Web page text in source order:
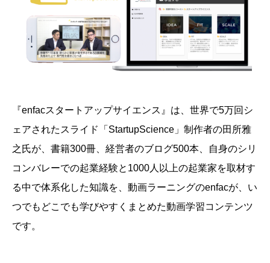
『enfacスタートアップサイエンス』は、 世界で5万回シ
ェアされたスライド「StartupScience」制作者の田所雅
之氏が、書籍300冊、経営者のブログ500本、自身のシリ
コンバレーでの起業経験と1000人以上の起業家を取材す
る中で体系化した知識を、動画ラーニングのenfacが、い
つでもどこでも学びやすくまとめた動画学習コンテンツ
です。